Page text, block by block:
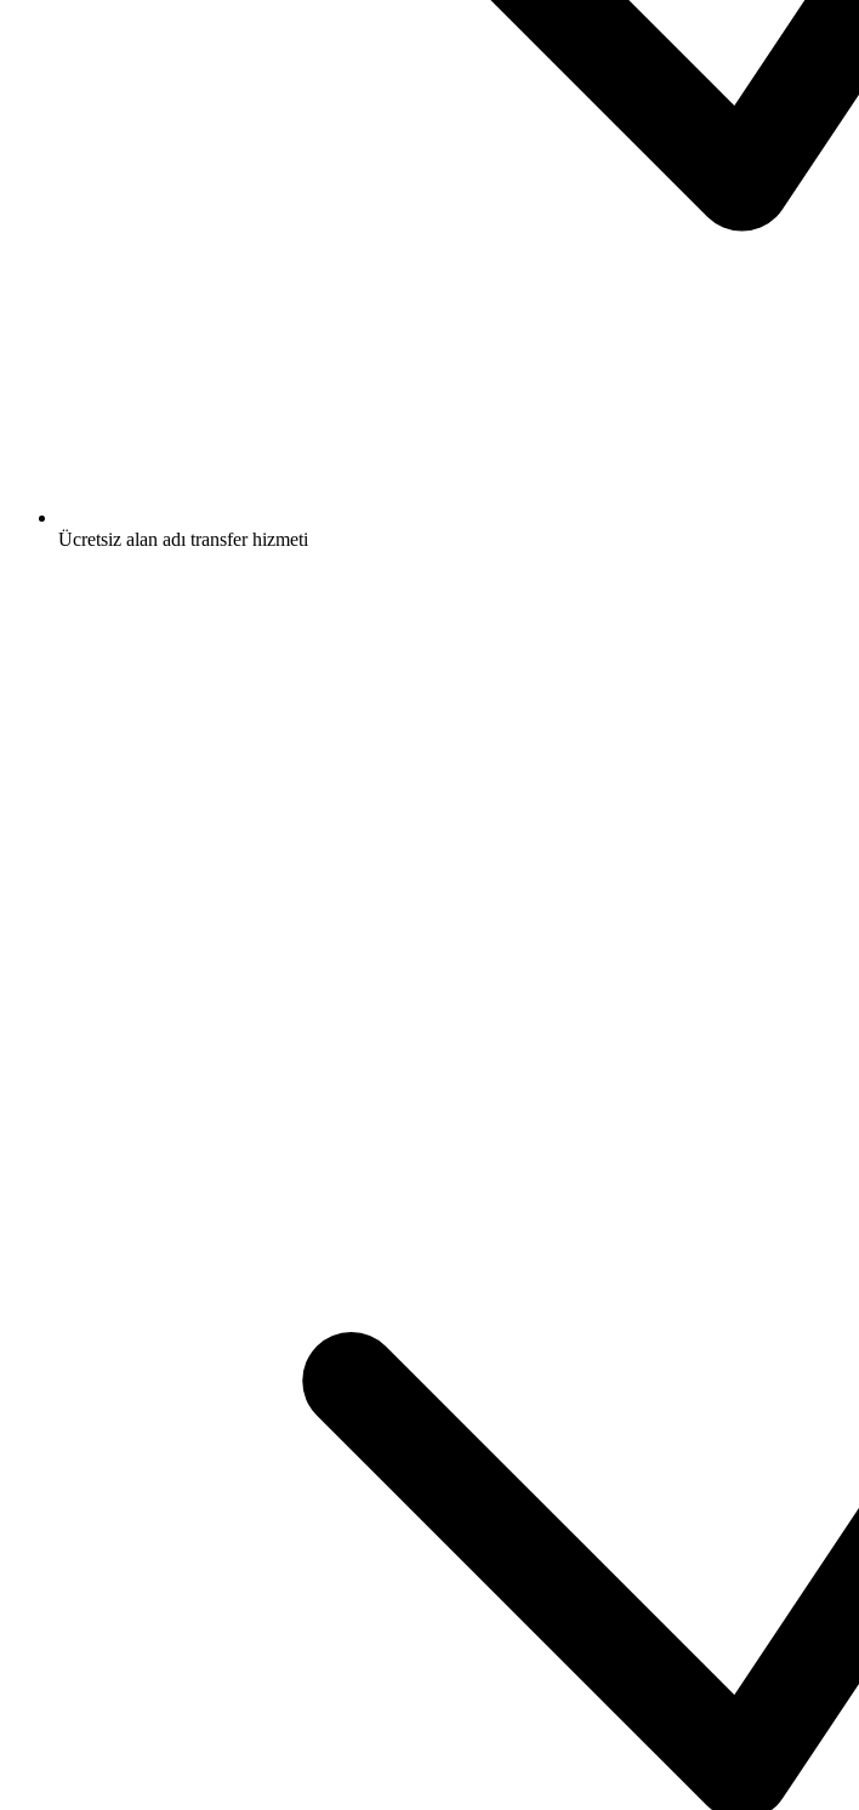
Ücretsiz alan adı transfer hizmeti